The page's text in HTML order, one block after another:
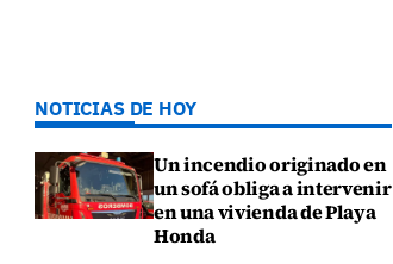
NOTICIAS DE HOY
Un incendio originado en
un sofá obliga a intervenir
en una vivienda de Playa
Honda